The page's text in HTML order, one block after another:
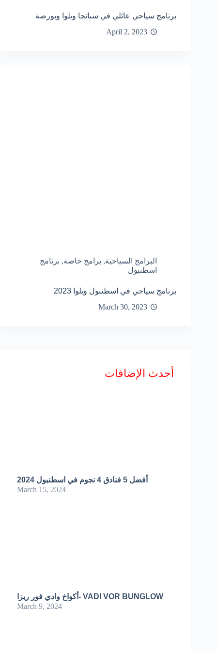
برنامج سياحي عائلي في سبانجا ويلوا وبورصة
April 2, 2023
البرامج السياحية, برامج خاصة, برنامج
اسطنبول
برنامج سياحي في اسطنبول ويلوا 2023
March 30, 2023
أحدث الإضافات
أفضل 5 فنادق 4 نجوم في اسطنبول 2024
March 15, 2024
أكواخ وادي فور ريزا- VADI VOR BUNGLOW
March 9, 2024